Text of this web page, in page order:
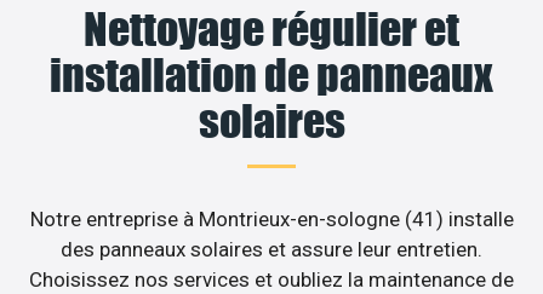
Nettoyage régulier et
installation de panneaux
solaires
Notre entreprise à Montrieux-en-sologne (41) installe
des panneaux solaires et assure leur entretien.
Choisissez nos services et oubliez la maintenance de